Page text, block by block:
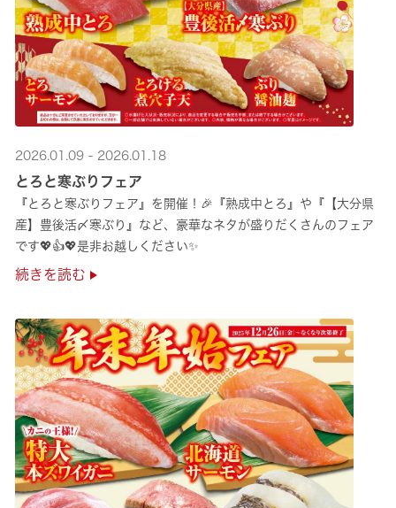
2026.01.09 - 2026.01.18
とろと寒ぶりフェア
『とろと寒ぶりフェア』を開催！🎉『熟成中とろ』や『【大分県
産】豊後活〆寒ぶり』など、豪華なネタが盛りだくさんのフェア
です💖👍💖是非お越しください✨
続きを読む